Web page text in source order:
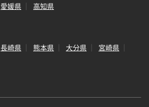
愛媛県 高知県
長崎県 熊本県 大分県
宮崎県